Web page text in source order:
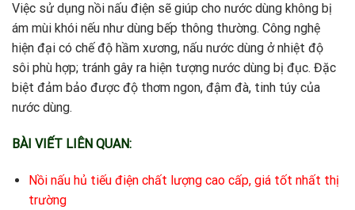
Việc sử dụng nồi nấu điện sẽ giúp cho nước dùng không bị
ám mùi khói nếu như dùng bếp thông thường. Công nghệ
hiện đại có chế độ hầm xương, nấu nước dùng ở nhiệt độ
sôi phù hợp; tránh gây ra hiện tượng nước dùng bị đục. Đặc
biệt đảm bảo được độ thơm ngon, đậm đà, tinh túy của
nước dùng.
BÀI VIẾT LIÊN QUAN:
Nồi nấu hủ tiếu điện chất lượng cao cấp, giá tốt nhất thị
trường